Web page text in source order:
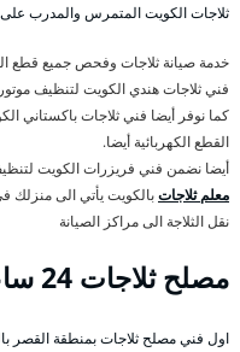
ثلاجات الكويت المتمرس والمدرب على
خدمة صيانة ثلاجات وفحص جميع قطع
فني ثلاجات هندي الكويت لتنظيف موتور
كما نوفر أيضا فني ثلاجات باكستاني
القطع الكهربائية أيضا.
أيضا نضمن فني فريزرات الكويت
معلم ثلاجاتبالكويت يأتي الى
نقل الثلاجة الى مراكز الصيانة
مصلح ثلاجات 24 ساعة
اول فني مصلح ثلاجات بمنطقة القصر